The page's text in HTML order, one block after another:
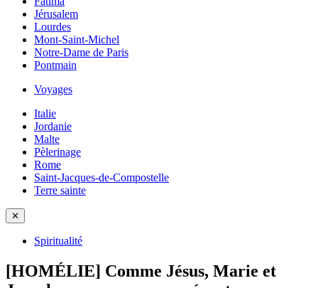
Jérusalem
Lourdes
Mont-Saint-Michel
Notre-Dame de Paris
Pontmain
Voyages
Italie
Jordanie
Malte
Pèlerinage
Rome
Saint-Jacques-de-Compostelle
Terre sainte
✕
Spiritualité
[HOMÉLIE] Comme Jésus, Marie et